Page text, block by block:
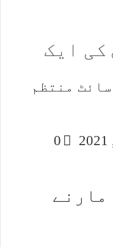
کی ایک
سائٹ منتظم
0
مارنے